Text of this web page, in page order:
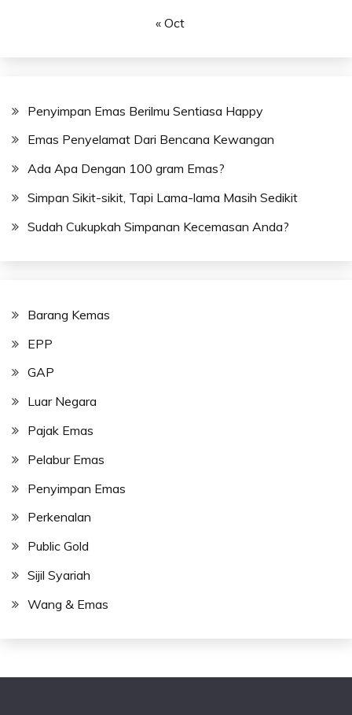
« Oct
Penyimpan Emas Berilmu Sentiasa Happy
Emas Penyelamat Dari Bencana Kewangan
Ada Apa Dengan 100 gram Emas?
Simpan Sikit-sikit, Tapi Lama-lama Masih Sedikit
Sudah Cukupkah Simpanan Kecemasan Anda?
Barang Kemas
EPP
GAP
Luar Negara
Pajak Emas
Pelabur Emas
Penyimpan Emas
Perkenalan
Public Gold
Sijil Syariah
Wang & Emas